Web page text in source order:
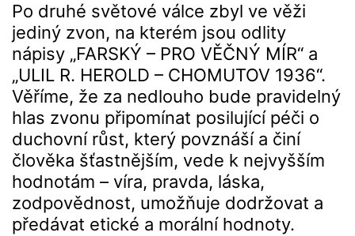
Po druhé světové válce zbyl ve věži
jediný zvon, na kterém jsou odlity
nápisy „FARSKÝ – PRO VĚČNÝ MÍR“ a
„ULIL R. HEROLD – CHOMUTOV 1936“.
Věříme, že za nedlouho bude pravidelný
hlas zvonu připomínat posilující péči o
duchovní růst, který povznáší a činí
člověka šťastnějším, vede k nejvyšším
hodnotám – víra, pravda, láska,
zodpovědnost, umožňuje dodržovat a
předávat etické a morální hodnoty.